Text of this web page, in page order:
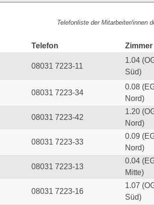
Telefonliste der Mitarbeiter/innen
Telefon Zimmer
08031 7223-11
1.04
Süd)
08031 7223-34
0.08
Nord)
08031 7223-42
1.20
Nord)
08031 7223-33
0.09
Nord)
08031 7223-13
0.04
Mitte)
08031 7223-16
1.07
Süd)